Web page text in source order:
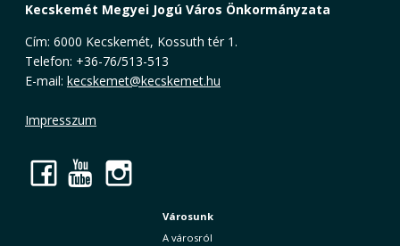
Kecskemét Megyei Jogú Város Önkormányzata
Cím: 6000 Kecskemét, Kossuth tér 1.
Telefon: +36-76/513-513
E-mail: kecskemet@kecskemet.hu
Impresszum
Facebook
YouTube
Városunk
A városról